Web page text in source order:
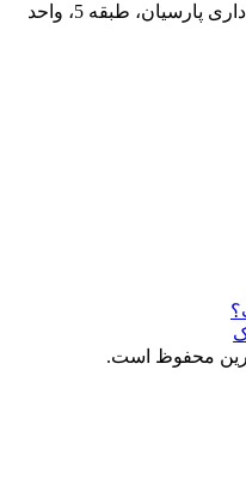
اصفهان، خیابان چهارباغ بالا، مجتمع اداری پارسیان، طبقه 5، واحد
محفوظ است.